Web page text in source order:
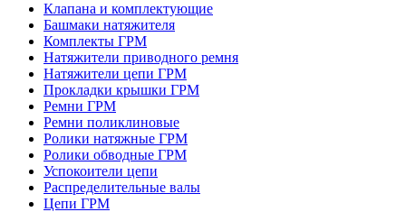
Клапана и комплектующие
Башмаки натяжителя
Комплекты ГРМ
Натяжители приводного ремня
Натяжители цепи ГРМ
Прокладки крышки ГРМ
Ремни ГРМ
Ремни поликлиновые
Ролики натяжные ГРМ
Ролики обводные ГРМ
Успокоители цепи
Распределительные валы
Цепи ГРМ